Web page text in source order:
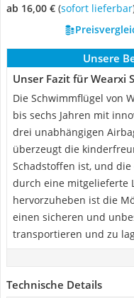
ab 16,00 € ( Sofort lieferbar
Unsere
Unser Fazit für Wearxi
Die Schwimmflügel von
bis sechs Jahren mit
drei unabhängigen
überzeugt die
Schadstoffen ist, und
durch eine mitgelieferte
hervorzuheben ist die
einen sicheren und
transportieren und zu
Technische Details